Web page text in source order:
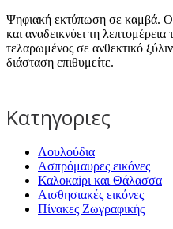
Ψηφιακή εκτύπωση σε καμβά. Ο
και αναδεικνύει τη
τελαρωμένος σε ανθεκτικό
διάσταση επιθυμείτε.
Κατηγοριες
Λουλούδια
Ασπρόμαυρες εικόνες
Καλοκαiρι και Θάλασσα
Αισθησιακές εικόνες
Πίνακες Ζωγραφικής